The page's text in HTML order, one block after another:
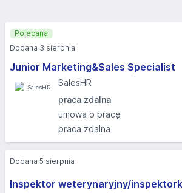
Junior Marketing&Sales Specialist
SalesHR
praca zdalna
umowa o pracę
praca zdalna
Polecana
Dodana 3 sierpnia
Inspektor weterynaryjny/
Dodana 5 sierpnia